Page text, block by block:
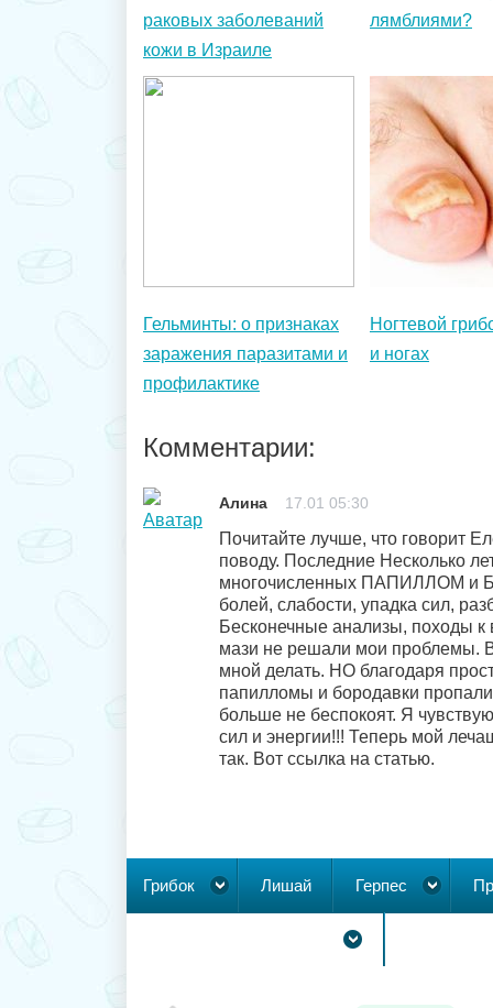
раковых заболеваний
кожи в Израиле
лямблиями?
Гельминты: о признаках
заражения паразитами и
профилактике
Ногтевой
и ногах
Комментарии:
Алина 17.01 05:30
Почитайте лучше, что говорит
поводу. Последние Несколько
многочисленных ПАПИЛЛОМ и
болей, слабости, упадка сил,
Бесконечные анализы, походы к
мази не решали мои проблемы.
мной делать. НО благодаря
папилломы и бородавки
больше не беспокоят. Я
сил и энергии!!! Теперь мой
так. Вот ссылка на статью.
Грибок Лишай Герпес